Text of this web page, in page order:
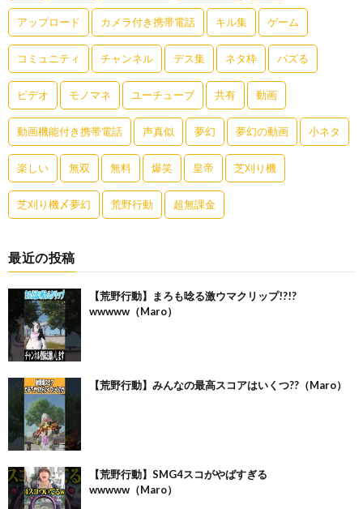
アップロード カメラ付き携帯電話 キル集 ゲーム
コミュニティ チャンネル デス集 ネタ枠 バズる
ビデオ モノマネ ユーチューブ 共有 動画
動画機能付き携帯電話 声真似 夢幻 夢幻の動画 小ネタ
楽しい 無双 無料 爆笑 皇帝 芝刈り機
芝刈り機〆夢幻 荒野行動 超無課金
最近の投稿
【荒野行動】まろも唸る激ウマクリップ!?!?
wwwww（Maro）
【荒野行動】みんなの最高スコアはいくつ??（Maro）
【荒野行動】SMG4スコがやばすぎる
wwwww（Maro）